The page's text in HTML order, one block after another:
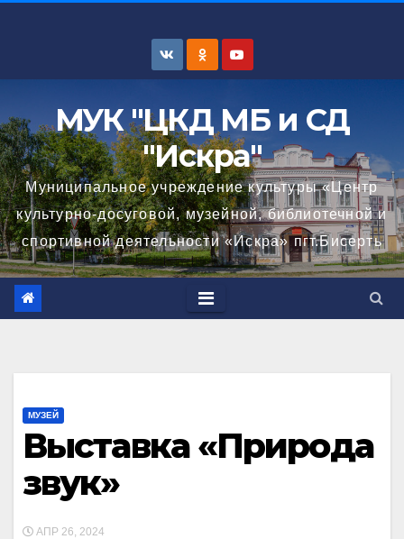
МУК "ЦКД МБ и СД
"Искра"
Муниципальное учреждение культуры «Центр
культурно-досуговой, музейной, библиотечной и
спортивной деятельности «Искра» пгт.Бисерть
МУЗЕЙ
Выставка «Природа
звук»
АПР 26, 2024